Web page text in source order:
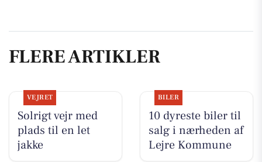
FLERE ARTIKLER
VEJRET
Solrigt vejr med
plads til en let
jakke
BILER
10 dyreste biler til
salg i nærheden af
Lejre Kommune